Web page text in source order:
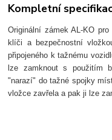
Kompletní
Originální zámek AL-KO
klíči a bezpečnostní
připojeného k tažnému
lze zamknout s použitím
"narazí" do tažné spojky
vložce zavřela a pak ji lze